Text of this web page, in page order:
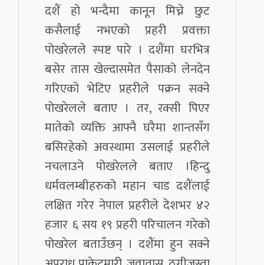
दशैं हो भन्दैमा कानून मिच्ने छुट
कसैलाई नभएको प्रहरी प्रवक्ता
पोखरेलले स्पष्ट पारे । दशैंमा घरभित्र
बसेर तास खेल्दासमेत पैसाको लेनदेन
गरिएको भेटिए प्रहरीले पक्रन सक्ने
पोखरेलले बताए । तर, रक्सी पिएर
मातेको व्यक्ति आफ्नै घरैमा शान्तसँग
बसिरहेको अवस्थामा उसलाई प्रहरीले
नचलाउने पोखरेलले बताए ।हिन्दु
धर्मवलम्बीहरुको महान चाड दशैंलाई
लक्षित गरेर नेपाल प्रहरीले देशभर ४२
हजार ६ सय १९ प्रहरी परिचालन गरेको
पोखरेल बताउँछन् । दशैंमा हुन सक्ने